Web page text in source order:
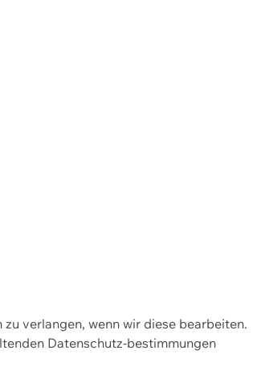
verlangen, wenn wir diese bearbeiten.
Datenschutz-bestimmungen